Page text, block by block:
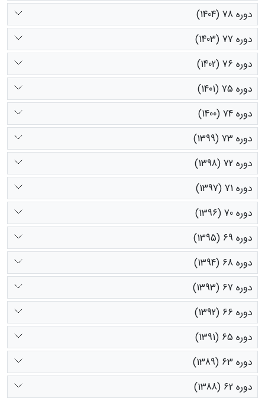
دوره 78 (1404)
دوره 77 (1403)
دوره 76 (1402)
دوره 75 (1401)
دوره 74 (1400)
دوره 73 (1399)
دوره 72 (1398)
دوره 71 (1397)
دوره 70 (1396)
دوره 69 (1395)
دوره 68 (1394)
دوره 67 (1393)
دوره 66 (1392)
دوره 65 (1391)
دوره 63 (1389)
دوره 62 (1388)